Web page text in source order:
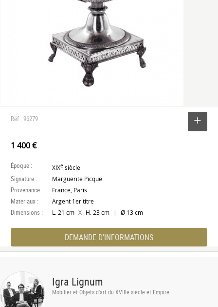
Réf : 96279
1 400 €
Époque : XIXe siècle
Signature : Marguerite Picque
Provenance : France, Paris
Materiaux : Argent 1er titre
Dimensions : L. 21 cm X H. 23 cm | Ø 13 cm
DEMANDE D'INFORMATIONS
Igra Lignum
Mobilier et Objets d'art du XVIIIe siècle et Empire